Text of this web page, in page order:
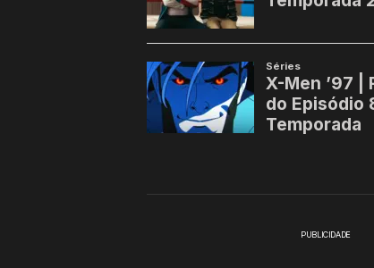
PUBLICIDADE